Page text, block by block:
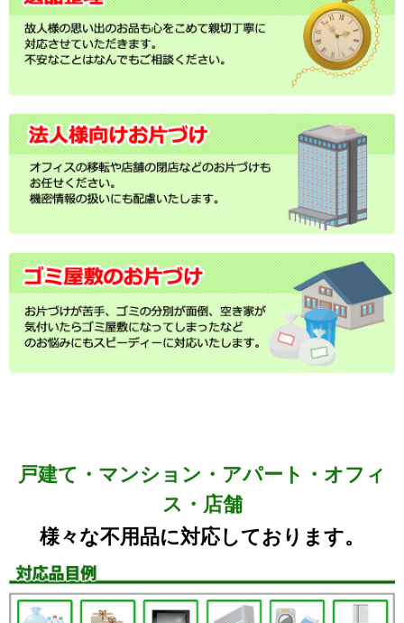
戸建て・マンション・アパート・オフィ
ス・店舗
様々な不用品に対応しております。